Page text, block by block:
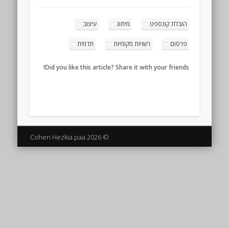
הובלת קונספט מיתוג עיצוב
פרסום רשויות מקומיות תדמית
Did you like this article? Share it with your friends!
© 2026 Cohen Hezkia.paa